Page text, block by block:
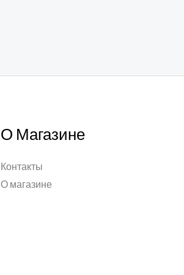
О Магазине
Контакты
О магазине